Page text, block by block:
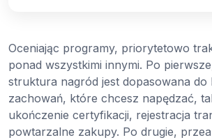
Oceniając programy, priorytetowo
ponad wszystkimi innymi. Po
struktura nagród jest dopasowana
zachowań, które chcesz napędzać,
ukończenie certyfikacji, rejestracja
powtarzalne zakupy. Po drugie,